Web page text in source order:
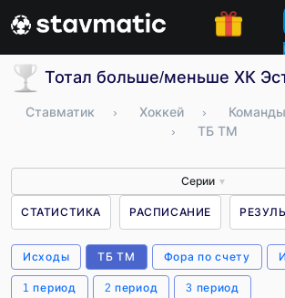
Тотал больше/меньше ХК
Ставматик › Хоккей › Команды
›
ТБ ТМ
Серии ▼
СТАТИСТИКА РАСПИСАНИЕ
Исходы ТБ ТМ Фора по счету
1 период 2 период 3 период